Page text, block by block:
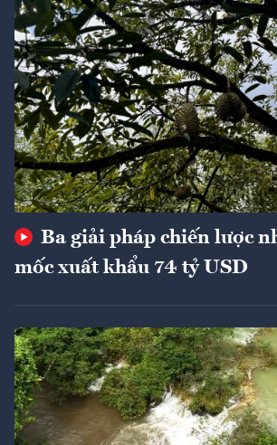
Ba giải pháp chiến lược
mốc xuất khẩu 74 tỷ USD